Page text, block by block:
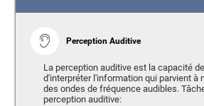
Perception Auditive
La perception auditive est la capacité
d'interpréter l'information qui parvient à
des ondes de fréquence audibles.
perception auditive: